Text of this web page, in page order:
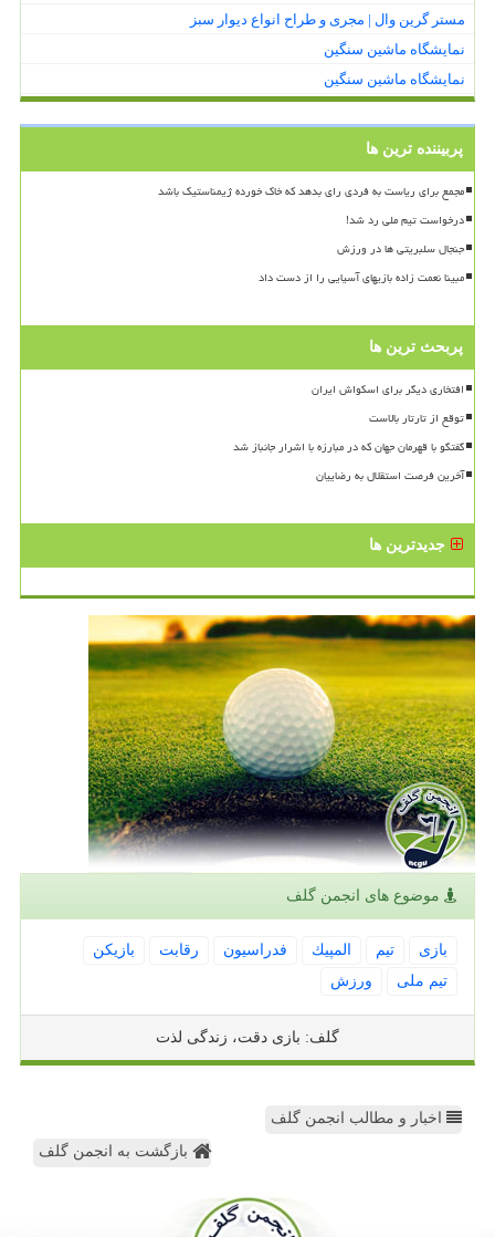
مستر گرین وال | مجری و طراح انواع دیوار سبز
نمایشگاه ماشین سنگین
نمایشگاه ماشین سنگین
پربیننده ترین ها
مجمع برای ریاست به فردی رای بدهد که خاک خورده ژیمناستیک باشد
درخواست تیم ملی رد شد!
جنجال سلبریتی ها در ورزش
مبینا نعمت زاده بازیهای آسیایی را از دست داد
پربحث ترین ها
افتخاری دیگر برای اسکواش ایران
توقع از تارتار بالاست
گفتگو با قهرمان جهان که در مبارزه با اشرار جانباز شد
آخرین فرصت استقلال به رضاییان
جدیدترین ها
موضوع های انجمن گلف
بازی تیم المپیك فدراسیون رقابت
بازیكن
تیم ملی
ورزش
گلف: بازی دقت، زندگی لذت
اخبار و مطالب انجمن گلف
بازگشت به انجمن گلف